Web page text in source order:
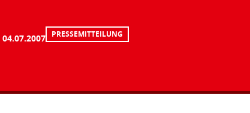
04.07.2007 PRESSEMITTEILUNG